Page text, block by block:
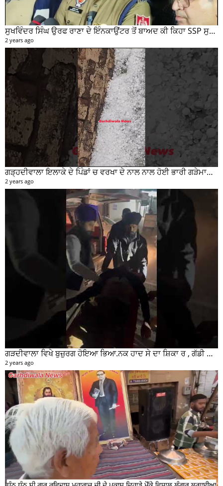
ਸੁਖਵਿੰਦਰ ਸਿੰਘ ਉਰਫ ਰਾਣਾ ਦੇ ਇੰਨਕਾਉਂਟਰ ਤੋਂ ਬਾਅਦ ਕੀ ਕਿਹਾ SSP ਸੁਰੇਂਦਰ ਲਾਂਬਾ ਤੁਸੀਂ ਵੀ ਸੁਣੋ...
2 years ago
ਗੜ੍ਹਦੀਵਾਲਾ ਇਲਾਕੇ ਦੇ ਪਿੰਡਾਂ ਚ ਵਰਖਾ ਦੇ ਨਾਲ ਨਾਲ ਹੋਈ ਭਾਰੀ ਗੜੇਮਾਰੀ ਦੀਆਂ ਦੇਖੋ ਤਸਵੀਰਾਂ #garhdiwala #snow
2 years ago
ਗੜਦੀਵਾਲਾ ਵਿਖੇ ਬੁਜ਼ੁਰਗ ਹੋਇਆ ਭਿਆ.ਨਕ ਹਾਦ ਸੇ ਦਾ ਸ਼ਿਕਾ ਰ , ਗੱਡੀ ਸਵਾਰ ਮੌਕੇ ਤੋ ਫਰਾਰ
2 years ago